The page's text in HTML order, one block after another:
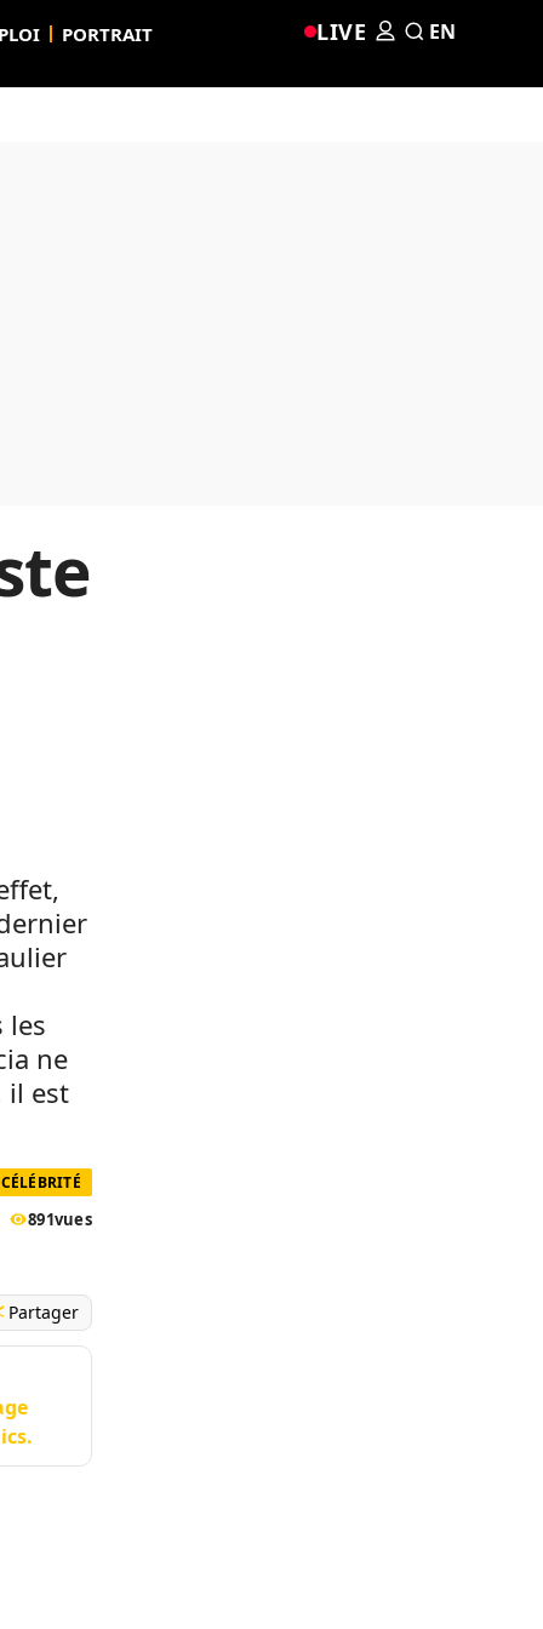
PORTRAIT LIVE EN
les
ne
il est
CÉLÉBRITÉ
891vues
Partager